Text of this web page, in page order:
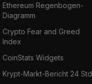
Ethereum Regenbogen-
Diagramm
Crypto Fear and Greed
Index
CoinStats Widgets
Krypt-Markt-Bericht 24 Std